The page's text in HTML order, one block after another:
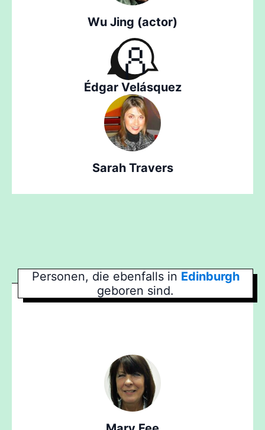
Wu Jing (actor)
Édgar Velásquez
Sarah Travers
Personen, die ebenfalls in Edinburgh
geboren sind.